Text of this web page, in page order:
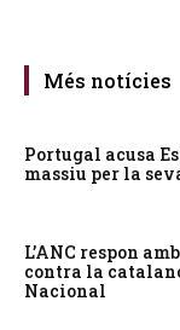
Més notícies
Portugal acusa
massiu per la
L’ANC respon
contra la
Nacional